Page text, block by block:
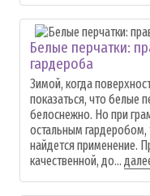
Белые перчатки:
гардероба
Зимой, когда
показаться, что белые
белоснежно. Но при
остальным гардеробом,
найдется применение.
качественной, до...